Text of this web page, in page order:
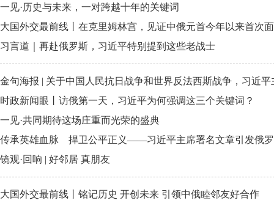
一见·历史与未来，一对跨越十年的关键词
大国外交最前线丨在克里姆林宫，见证中俄元首今年以来首次
习言道｜再赴俄罗斯，习近平特别提到这些老战士
金句海报 | 关于中国人民抗日战争和世界反法西斯战争，习近平
时政新闻眼丨访俄第一天，习近平为何强调这三个关键词？
一见·共同期待这场庄重而光荣的盛典
传承英雄血脉 捍卫公平正义——习近平主席署名文章引发俄罗
镜观·回响 | 好邻居 真朋友
大国外交最前线丨铭记历史 开创未来 引领中俄睦邻友好合作